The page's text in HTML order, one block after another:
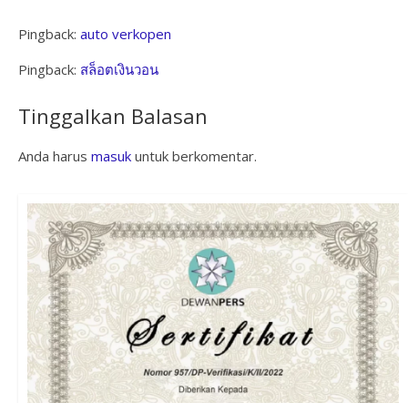
Pingback: auto verkopen
Pingback: สล็อตเงินวอน
Tinggalkan Balasan
Anda harus masukuntuk berkomentar.